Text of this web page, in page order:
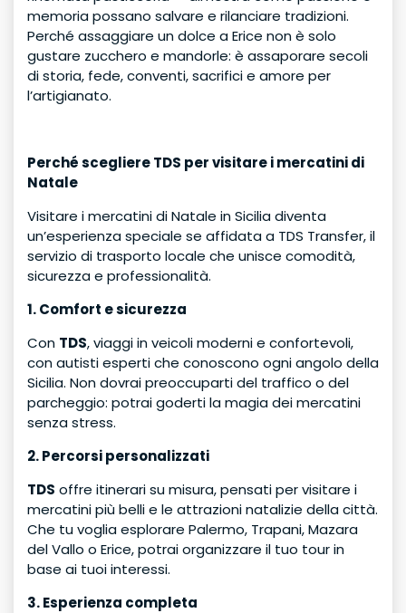
memoria possano salvare e rilanciare tradizioni.
Perché assaggiare un dolce a Erice non è solo
gustare zucchero e mandorle: è assaporare secoli
di storia, fede, conventi, sacrifici e amore per
l’artigianato.
Perché scegliere TDS per visitare i mercatini di
Natale
Visitare i mercatini di Natale in Sicilia diventa
un’esperienza speciale se affidata a TDS Transfer, il
servizio di trasporto locale che unisce comodità,
sicurezza e professionalità.
1. Comfort e sicurezza
Con TDS, viaggi in veicoli moderni e confortevoli,
con autisti esperti che conoscono ogni angolo della
Sicilia. Non dovrai preoccuparti del traffico o del
parcheggio: potrai goderti la magia dei mercatini
senza stress.
2. Percorsi personalizzati
TDS offre itinerari su misura, pensati per visitare i
mercatini più belli e le attrazioni natalizie della città.
Che tu voglia esplorare Palermo, Trapani, Mazara
del Vallo o Erice, potrai organizzare il tuo tour in
base ai tuoi interessi.
3. Esperienza completa